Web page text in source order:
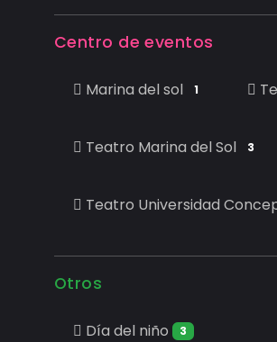
Centro de eventos
Marina del sol 1
Teatro Marina del Sol 3
Teatro Universidad
Otros
Día del niño 3